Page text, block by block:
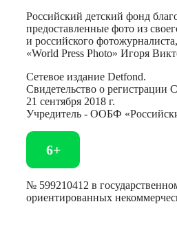
Российский детский фонд
предоставленные фото из
и российского
«World Press Photo» Игоря
Сетевое издание Detfond.
Свидетельство о
21 сентября 2018 г.
Учредитель - ООБФ
6+
№ 599210412 в
ориентированных